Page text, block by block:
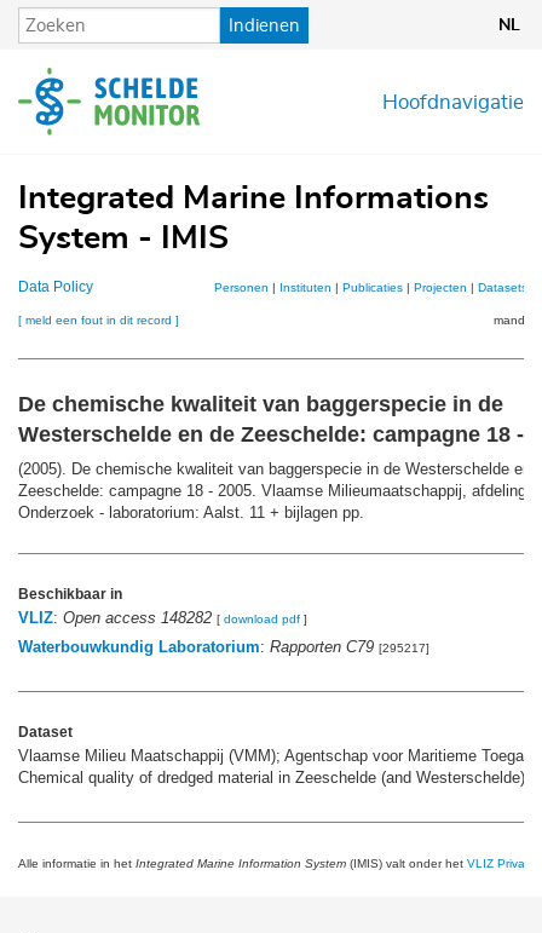
Overslaan
en
de
inhoud
Indienen NL
Hoofdnavigatie
Integrated Marine Informations
System - IMIS
Data Policy Personen | Instituten | Publicaties| Projecten | Datasets
[ meld een fout in dit record ] mandje
De chemische kwaliteit van baggerspecie in de
Westerschelde en de Zeeschelde: campagne 18 -
(2005). De chemische kwaliteit van baggerspecie in de Westerschelde en
Zeeschelde: campagne 18 - 2005. Vlaamse Milieumaatschappij, afdeling
Onderzoek - laboratorium: Aalst. 11 + bijlagen pp.
Beschikbaar in
VLIZ: Open access 148282 [ download pdf ]
Waterbouwkundig Laboratorium: Rapporten C79 [295217]
Dataset
Vlaamse Milieu Maatschappij (VMM); Agentschap voor Maritieme
Chemical quality of dredged material in Zeeschelde (and Westerschelde),
Alle informatie in het Integrated Marine Information System (IMIS) valt onder het VLIZ Privacy